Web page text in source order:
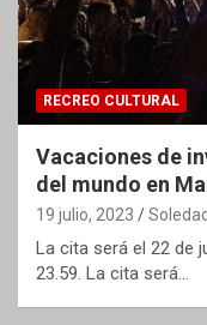
RECREO CULTURAL
Vacaciones de
del mundo en
19 julio, 2023
La cita será el 22 de
23.59. La cita será…